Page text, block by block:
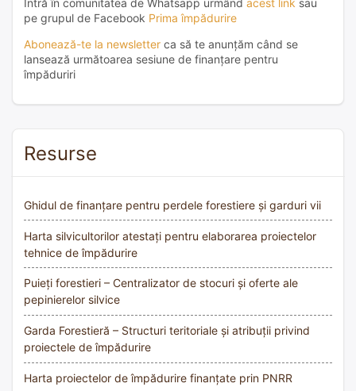
Intră în comunitatea de Whatsapp urmând acest link sau
pe grupul de Facebook Prima împădurire
Abonează-te la newsletter ca să te anunțăm când se
lansează următoarea sesiune de finanțare pentru
împăduriri
Resurse
Ghidul de finanțare pentru perdele forestiere și garduri vii
Harta silvicultorilor atestați pentru elaborarea proiectelor
tehnice de împădurire
Puieți forestieri – Centralizator de stocuri și oferte ale
pepinierelor silvice
Garda Forestieră – Structuri teritoriale și atribuții privind
proiectele de împădurire
Harta proiectelor de împădurire finanțate prin PNRR